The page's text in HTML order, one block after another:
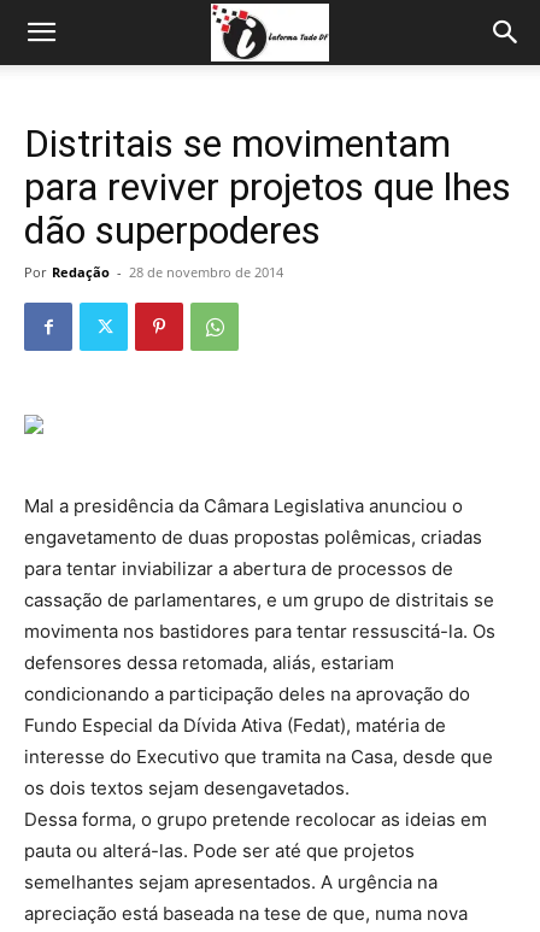
Distritais se movimentam
para reviver projetos que lhes
dão superpoderes
Por Redação - 28 de novembro de 2014
Mal a presidência da Câmara Legislativa anunciou o
engavetamento de duas propostas polêmicas, criadas
para tentar inviabilizar a abertura de processos de
cassação de parlamentares, e um grupo de distritais se
movimenta nos bastidores para tentar ressuscitá-la. Os
defensores dessa retomada, aliás, estariam
condicionando a participação deles na aprovação do
Fundo Especial da Dívida Ativa (Fedat), matéria de
interesse do Executivo que tramita na Casa, desde que
os dois textos sejam desengavetados.
Dessa forma, o grupo pretende recolocar as ideias em
pauta ou alterá-las. Pode ser até que projetos
semelhantes sejam apresentados. A urgência na
apreciação está baseada na tese de que, numa nova